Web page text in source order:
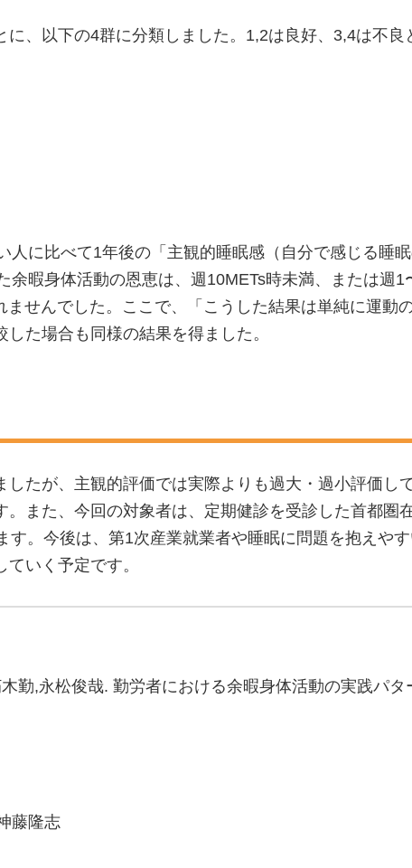
、以下の4群に分類しました。1,2は良好、3,4は不良
に比べて1年後の「主観的睡眠感（自分で感じる睡
余暇身体活動の恩恵は、週10METs時未満、または週1
せんでした。ここで、「こうした結果は単純に運動
た場合も同様の結果を得ました。
たが、主観的評価では実際よりも過大・過小評価し
また、今回の対象者は、定期健診を受診した首都圏
。今後は、第1次産業就業者や睡眠に問題を抱えや
いく予定です。
勤,永松俊哉. 勤労者における余暇身体活動の実践パタ
藤隆志